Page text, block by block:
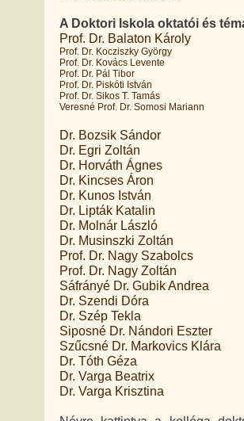
A Doktori Iskola oktatói és
Prof. Dr. Balaton Károly
Prof. Dr. Kocziszky György
Prof. Dr. Kovács Levente
Prof. Dr. Pál Tibor
Prof. Dr. Piskóti István
Prof. Dr. Sikos T. Tamás
Veresné Prof. Dr. Somosi Mariann
Dr. Bozsik Sándor
Dr. Egri Zoltán
Dr. Horváth Ágnes
Dr. Kincses Áron
Dr. Kunos István
Dr. Lipták Katalin
Dr. Molnár László
Dr. Musinszki Zoltán
Prof. Dr. Nagy Szabolcs
Prof. Dr. Nagy Zoltán
Sáfrányé Dr. Gubik Andrea
Dr. Szendi Dóra
Dr. Szép Tekla
Siposné Dr. Nándori Eszter
Szűcsné Dr. Markovics Klára
Dr. Tóth Géza
Dr. Varga Beatrix
Dr. Varga Krisztina